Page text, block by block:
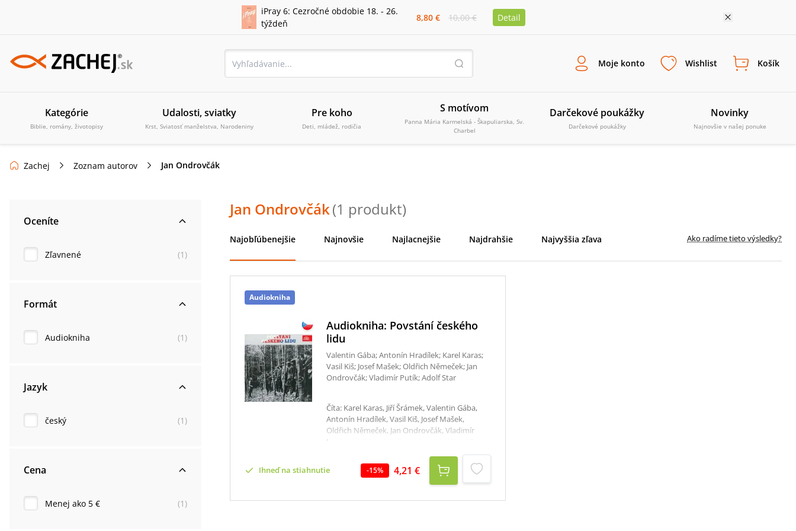
iPray 6: Cezročné obdobie 18. - 26.
týždeň
8,80 € 10,00 € Detail
Moje konto Wishlist Košík
Kategórie
Biblie, romány, životopisy
Udalosti, sviatky
Krst, Sviatosť manželstva, Narodeniny
Pre koho
Deti, mládež, rodičia
S motívom
Panna Mária Karmelská - Škapuliarska, Sv.
Charbel
Darčekové poukážky
Darčekové poukážky
Novinky
Najnovšie v našej ponuke
Zachej Zoznam autorov Jan Ondrovčák
Oceníte
Zľavnené (1 )
Formát
Audiokniha (1 )
Jazyk
český (1 )
Cena
Menej ako 5 € (1 )
Jan Ondrovčák(1 produkt)
Najobľúbenejšie Najnovšie Najlacnejšie Najdrahšie Najvyššia zľava Ako radíme tieto výsledky?
Audiokniha
Audiokniha: Povstání českého
lidu
Valentin Gába; Antonín Hradílek; Karel Karas;
Vasil Kiš; Josef Mašek; Oldřich Němeček; Jan
Ondrovčák; Vladimír Putík; Adolf Star
Číta: Karel Karas, Jiří Šrámek, Valentin Gába,
Antonín Hradílek, Vasil Kiš, Josef Mašek,
Oldřich Němeček, Jan Ondrovčák, Vladimír
Putík, Adolf Starý Celkový čas: 1 hodina 17
minút Z komentáře k původnímu LP albu 1218
3724 vyrobenému ve spolupráci s Českým
svazem protifašistických bojovníků a
vydanému Supraphonem v roce 1985:Touto
deskou navazujeme na alba dosud vydaných
Ihneď na stiahnutie -15% 4,21 €